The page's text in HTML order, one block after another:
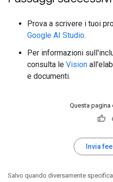
Prova a scrivere i tuoi
Google AI Studio.
Per informazioni
consulta le Vision
e documenti.
Questa pagina
Invia
Salvo quando diversamente